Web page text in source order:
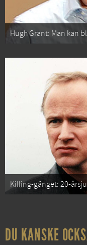
Hugh Grant: Man kan
Killing-gänget: 20-
DU KANSKE